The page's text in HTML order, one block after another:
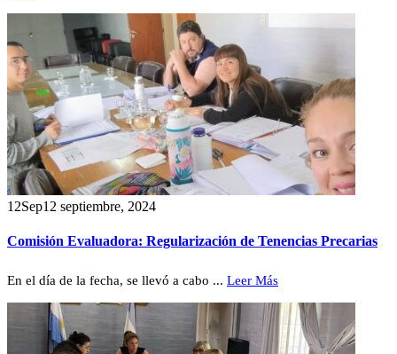
12Sep12 septiembre, 2024
Comisión Evaluadora: Regularización de Tenencias Precarias
En el día de la fecha, se llevó a cabo ... Leer Más